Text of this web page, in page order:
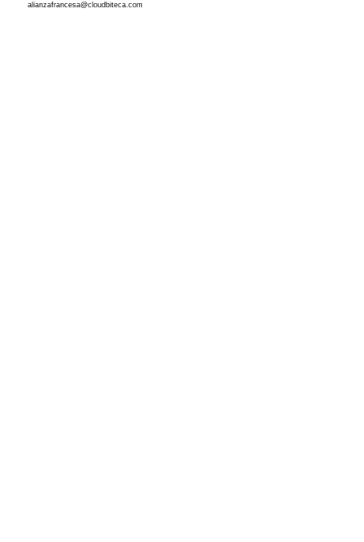
alianzafrancesa@cloudbiteca.com